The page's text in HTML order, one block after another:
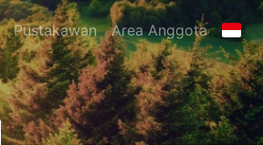
Pustakawan Area Anggota